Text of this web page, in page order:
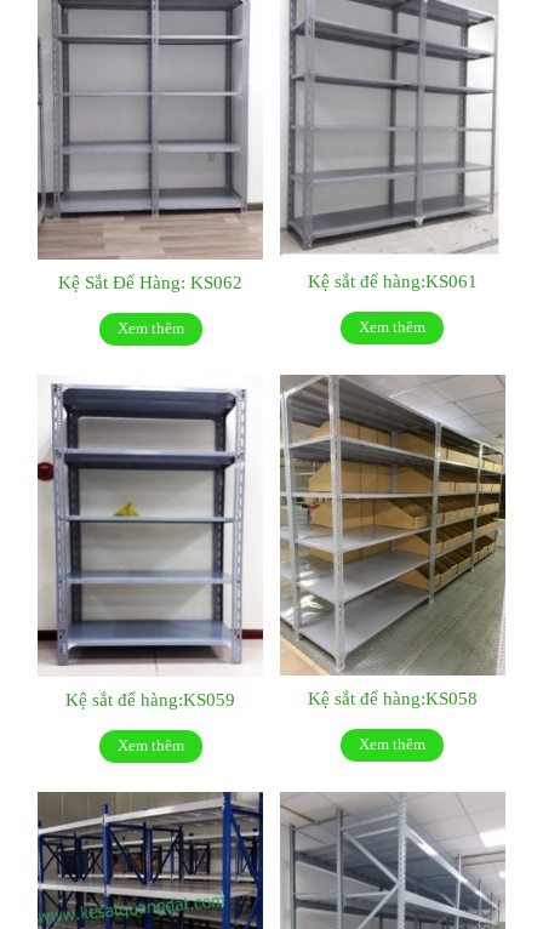
Kệ Sắt Để Hàng: KS062
Xem thêm
Kệ sắt để hàng:KS061
Xem thêm
Kệ sắt để hàng:KS059
Xem thêm
Kệ sắt để hàng:KS058
Xem thêm